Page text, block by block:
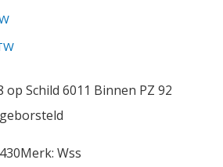
op Schild 6011 Binnen PZ 92
Merk: Wss